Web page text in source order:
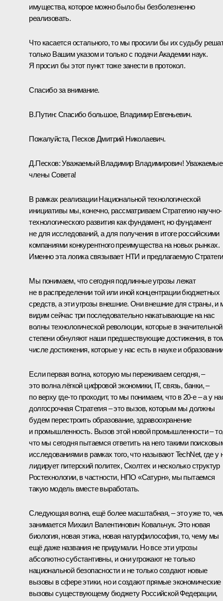
имущества, которое можно было бы безболезненно
реализовать.
Что касается остального, то мы просили бы их судьбу
только Вашим указом и только с подачи Академии наук.
Я просил бы этот пункт тоже занести в протокол.
Спасибо за внимание.
В.Путин: Спасибо большое, Владимир Евгеньевич.
Пожалуйста, Песков Дмитрий Николаевич.
Д.Песков:Уважаемый Владимир Владимирович! Уважаемые
члены Совета!
В рамках реализации Национальной технологической
инициативы мы, конечно, рассматриваем Стратегию научно-
технологического развития как фундамент, но фундамент
не для исследований, а для получения в итоге российскими
компаниями конкурентного преимущества на новых рынках.
Именно эта логика связывает НТИ и предлагаемую
Мы понимаем, что сегодня подлинные угрозы лежат
не в распределении той или иной концентрации бюджетных
средств, а эти угрозы внешние. Они внешние для страны, и
видим сейчас три последовательно накатывающие на нас
волны технологической революции, которые в значительной
степени обнуляют наши предшествующие достижения, в
числе достижения, которые у нас есть в науке и
Если первая волна, которую мы переживаем сегодня, –
это волна лёгкой цифровой экономики, IT, связь, банки, –
по верху где‑то проходит, то мы понимаем, что в 20‑е ‒ а у
долгосрочная Стратегия ‒ это вызов, которым мы должны
будем перестроить образование, здравоохранение
и промышленность. Вызов этой новой промышленности ‒
что мы сегодня пытаемся ответить на него такими
исследованиями в рамках того, что называют TechNet, где у
лидирует питерский политех, Сколтех и несколько структур
Ростехнологии, в частности, НПО «Сатурн», мы пытаемся
такую модель вместе выработать.
Следующая волна, ещё более масштабная, ‒ это уже то,
занимается Михаил Валентинович Ковальчук. Это новая
биология, новая этика, новая натурфилософия, то, чему мы
ещё даже названия не придумали. Но все эти угрозы
абсолютно субстантивны, и они угрожают не только
национальной безопасности и не только создают новые
вызовы в сфере этики, но и создают прямые экономические
вызовы существующему бюджету Российской Федерации,